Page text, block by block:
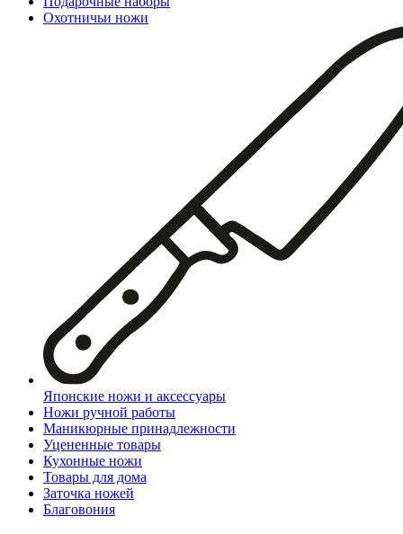
Охотничьи ножи
Японские ножи и аксессуары
Ножи ручной работы
Маникюрные принадлежности
Уцененные товары
Кухонные ножи
Товары для дома
Заточка ножей
Благовония